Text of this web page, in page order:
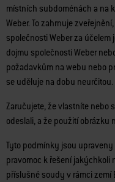
místních subdoménách a na
Weber. To zahrnuje
společnosti Weber za
dojmu společnosti Weber
požadavkům na webu nebo
se uděluje na dobu neurčitou.
Zaručujete, že vlastníte nebo
odeslali, a že použití obrázku
Tyto podmínky jsou
pravomoc k řešení
příslušné soudy v rámci zemí